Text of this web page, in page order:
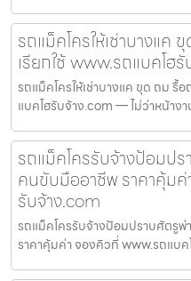
รถแม็คโครให้เช่าบางแค
เรียกใช้ www.รถแบคโฮ
รถแม็คโครให้เช่าบางแค ขุด ถม รื้
แบคโฮรับจ้าง.com — ไม่ว่าหน้าง
รถแม็คโครรับจ้างป้อมป
คนขับมืออาชีพ ราคาคุ้ม
รับจ้าง.com
รถแม็คโครรับจ้างป้อมปราบศัตรู
ราคาคุ้มค่า จองคิวที่ www.รถแบ